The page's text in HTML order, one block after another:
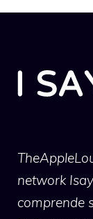
network
comprende